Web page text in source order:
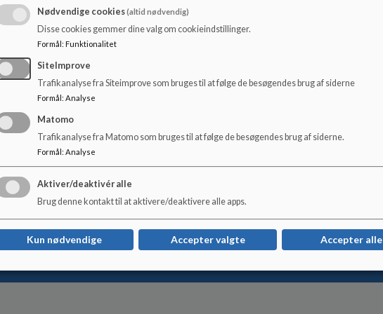
Nødvendige cookies(altid nødvendig)
Disse cookies gemmer dine valg om cookieindstillinger.
Formål : Funktionalitet
SiteImprove
Trafikanalyse fra Siteimprove som bruges til at følge de besøgendes brug af siderne
Formål : Analyse
Matomo
Trafikanalyse fra Matomo som bruges til at følge de besøgendes brug af siderne.
Formål: Analyse
Aktiver/deaktivér alle
Brug denne kontakt til at aktivere/deaktivere alle apps.
Kun nødvendige Accepter valgte Accepter alle